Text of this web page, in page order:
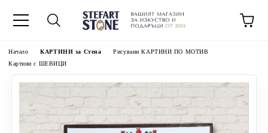
Начало КАРТИНИ за Стена
Рисувани КАРТИНИ ПО МОТИВ
Картини с ШЕВИЦИ